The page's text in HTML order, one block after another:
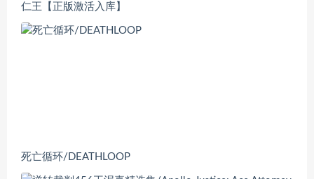
仁王【正版激活入库】
死亡循环/DEATHLOOP